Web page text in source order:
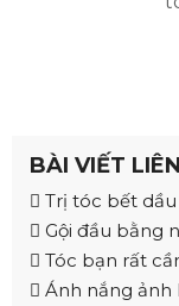
BÀI VIẾT
Trị tóc bết
Gội đầu bằng
Tóc bạn rất
Ánh nắng ảnh